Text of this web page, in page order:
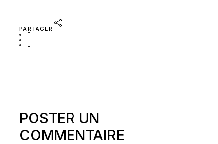
PARTAGER
POSTER UN
COMMENTAIRE